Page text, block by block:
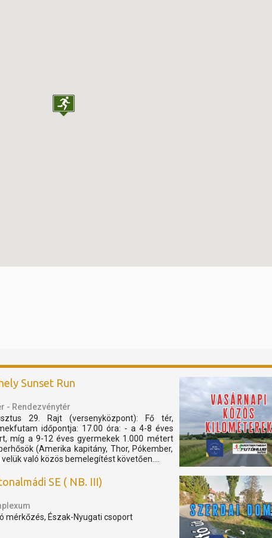
Sunset Run
- Rendezvénytér
29. Rajt (versenyközpont): Fő tér,
időpontja: 17.00 óra: - a 4-8 éves
míg a 9-12 éves gyermekek 1.000 métert
(Amerika kapitány, Thor, Pókember,
való közös bemelegítést követően....
SE ( NB. III)
mérkőzés, Észak-Nyugati csoport